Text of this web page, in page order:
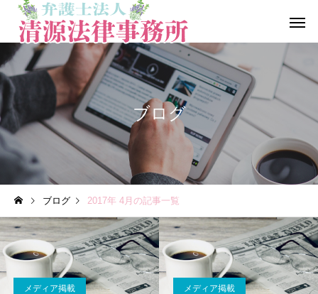
一般民事事件 行政事
労働問題 医療、介護
ブログ
ブログ 2017年 4月の記事一覧
メディア掲載 メディア掲載